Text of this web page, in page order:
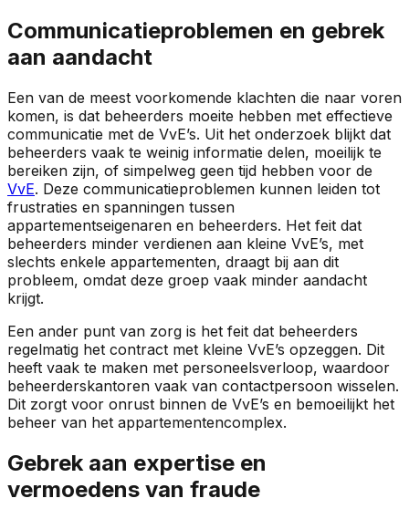
Communicatieproblemen en gebrek
aan aandacht
Een van de meest voorkomende klachten die naar voren
komen, is dat beheerders moeite hebben met effectieve
communicatie met de VvE’s. Uit het onderzoek blijkt dat
beheerders vaak te weinig informatie delen, moeilijk te
bereiken zijn, of simpelweg geen tijd hebben voor de
VvE. Deze communicatieproblemen kunnen leiden tot
frustraties en spanningen tussen
appartementseigenaren en beheerders. Het feit dat
beheerders minder verdienen aan kleine VvE’s, met
slechts enkele appartementen, draagt bij aan dit
probleem, omdat deze groep vaak minder aandacht
krijgt.
Een ander punt van zorg is het feit dat beheerders
regelmatig het contract met kleine VvE’s opzeggen. Dit
heeft vaak te maken met personeelsverloop, waardoor
beheerderskantoren vaak van contactpersoon wisselen.
Dit zorgt voor onrust binnen de VvE’s en bemoeilijkt het
beheer van het appartementencomplex.
Gebrek aan expertise en
vermoedens van fraude